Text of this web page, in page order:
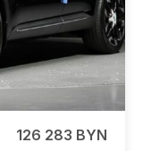
126 283 BYN